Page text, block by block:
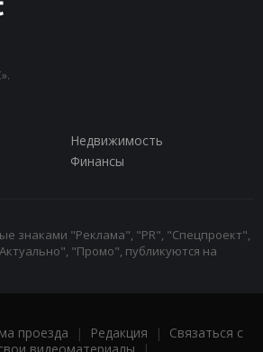
Недвижимость
Финансы
знаками "Реклама", "PR", "Спецпроект",
"Промо", публикуются на
проезда | Редакция | Связаться с